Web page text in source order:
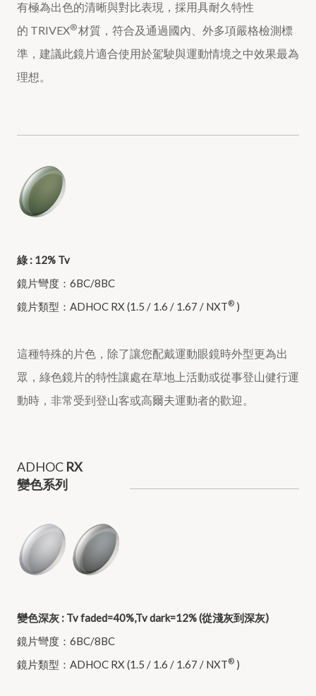
有極為出色的清晰與對比表現，採用具耐久特性
的 TRIVEX®材質，符合及通過國內、外多項嚴格檢測標
準，建議此鏡片適合使用於駕駛與運動情境之中效果最為
理想。
綠 : 12% Tv
鏡片彎度：6BC/8BC
鏡片類型：ADHOC RX (1.5 / 1.6 / 1.67 / NXT® )
這種特殊的片色，除了讓您配戴運動眼鏡時外型更為出
眾，綠色鏡片的特性讓處在草地上活動或從事登山健行運
動時，非常受到登山客或高爾夫運動者的歡迎。
ADHOC RX
變色系列
變色深灰 : Tv faded=40%,Tv dark=12% (從淺灰到深灰)
鏡片彎度：6BC/8BC
鏡片類型：ADHOC RX (1.5 / 1.6 / 1.67 / NXT® )